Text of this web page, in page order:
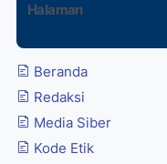
Halaman
Beranda
Redaksi
Media Siber
Kode Etik